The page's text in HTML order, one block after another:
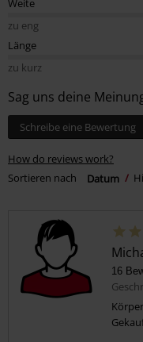
Weite
zu eng
Länge
zu kurz
Sag uns deine
Schreibe eine Bewertung
How do reviews work?
Sortieren nach
Datum
16